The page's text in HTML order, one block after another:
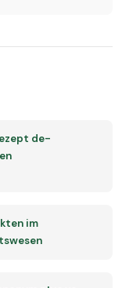
de-
im